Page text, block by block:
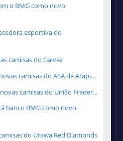
o BMG como novo
esportiva do
camisas do Galvez
camisas do ASA de Arapi...
camisas do União Freder...
banco BMG como novo
do Urawa Red Diamonds